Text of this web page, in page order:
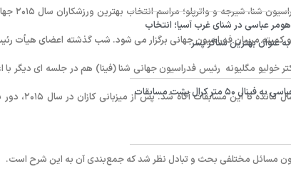
به
کمیته مربیان فدراسیون جهانی برگزار می شود. شب گذشته اعضای هیأت
مسائل مختلفی بحث و تبادل نظر شد که جمع‌بندی آن به این شرح است.
عباسی در شنای غرب آسیا؛ انتخاب
به عنوان بهترین شناگر پسر
صعود هومر عباسی به فینال ۵۰ متر کرال پشت مسابقات